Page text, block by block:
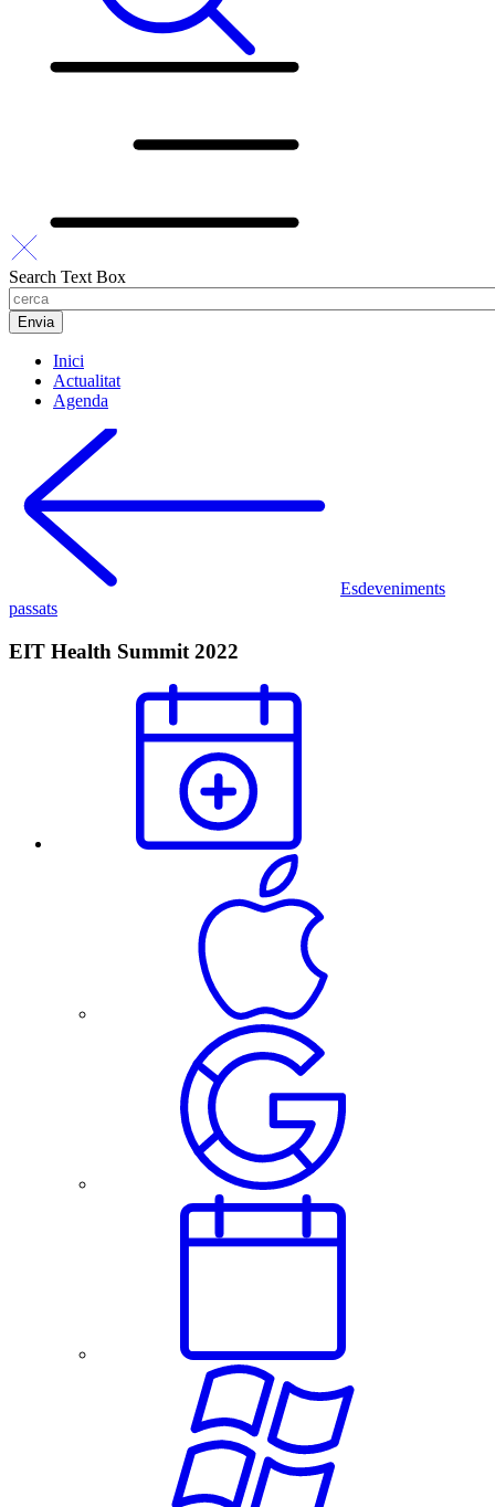
Search Text Box
Inici
Actualitat
Agenda
Esdeveniments
passats
EIT Health Summit 2022